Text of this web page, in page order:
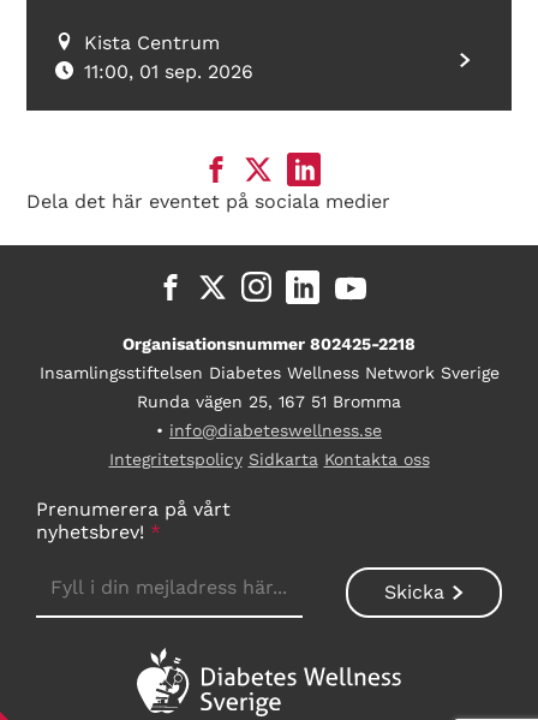
Kista Centrum
11:00, 01 sep. 2026
Dela det här eventet på sociala medier
Organisationsnummer 802425-2218
Insamlingsstiftelsen Diabetes Wellness Network Sverige
Runda vägen 25, 167 51 Bromma
• info@diabeteswellness.se
Integritetspolicy Sidkarta Kontakta oss
Prenumerera på vårt
nyhetsbrev! *